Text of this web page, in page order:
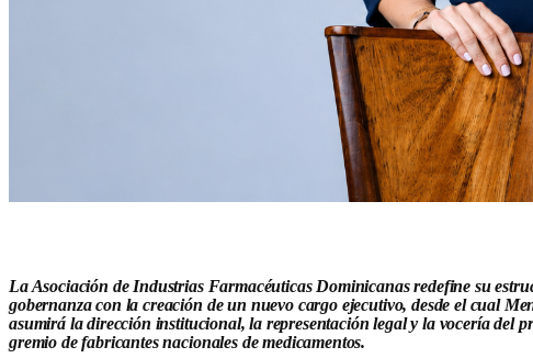
La Asociación de Industrias Farmacéuticas Dominicanas redefine su
gobernanza con la creación de un nuevo cargo ejecutivo, desde el cual
asumirá la dirección institucional, la representación legal y la vocería del
gremio de fabricantes nacionales de medicamentos.